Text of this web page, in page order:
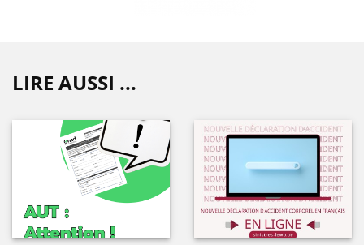
LIRE AUSSI ...